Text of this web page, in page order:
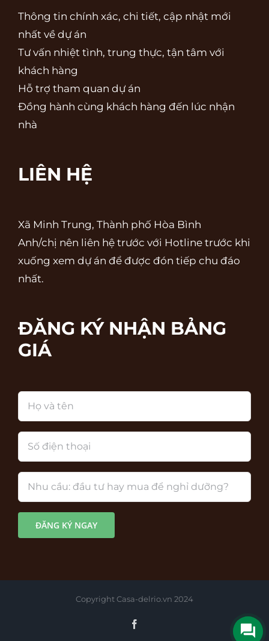
Thông tin chính xác, chi tiết, cập nhật mới
nhất về dự án
Tư vấn nhiệt tình, trung thực, tận tâm với
khách hàng
Hỗ trợ tham quan dự án
Đồng hành cùng khách hàng đến lúc nhận
nhà
LIÊN HỆ
Xã Minh Trung, Thành phố Hòa Bình
Anh/chị nên liên hệ trước với Hotline trước khi
xuống xem dự án để được đón tiếp chu đáo
nhất.
ĐĂNG KÝ NHẬN BẢNG
GIÁ
Copyright Casa-delrio.vn 2024